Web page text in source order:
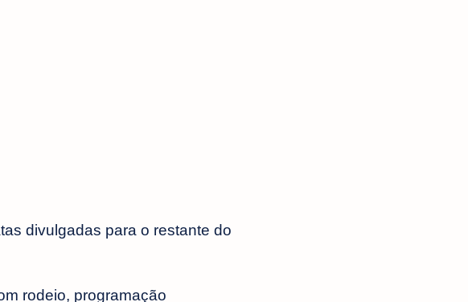
divulgadas para o restante do
rodeio, programação